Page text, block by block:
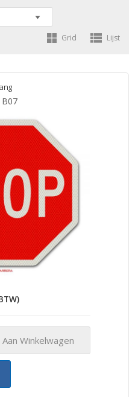
Grid Lijst
Winkelwagen